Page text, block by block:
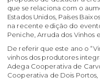
que se relaciona com o
Estados Unidos, Países
na recente edição do
Peniche, Arruda dos Vinhos
De referir que este ano o
vinhos dos produtores
Adega Cooperativa de
Cooperativa de Dois